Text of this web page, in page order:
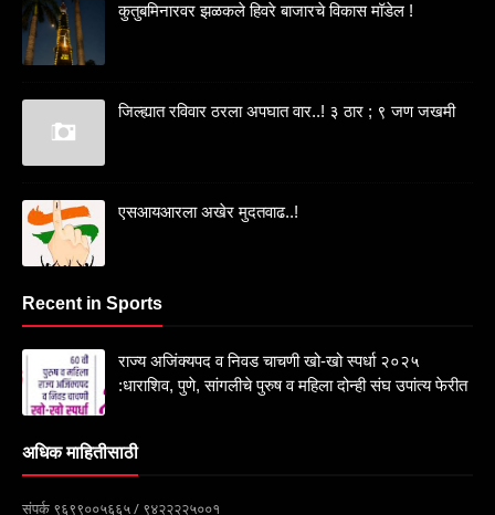
कुतुबमिनारवर झळकले हिवरे बाजारचे विकास मॉडेल !
जिल्ह्यात रविवार ठरला अपघात वार..! ३ ठार ; ९ जण जखमी
एसआयआरला अखेर मुदतवाढ..!
Recent in Sports
राज्य अजिंक्यपद व निवड चाचणी खो-खो स्पर्धा २०२५
:धाराशिव, पुणे, सांगलीचे पुरुष व महिला दोन्ही संघ उपांत्य फेरीत
अधिक माहितीसाठी
संपर्क ९६९९००५६६५ / ९४२२२२५००१